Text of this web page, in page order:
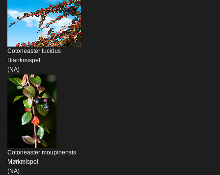
Cotoneaster lucidus
Blankmispel
(NA)
Cotoneaster moupinensis
Mørkmispel
(NA)